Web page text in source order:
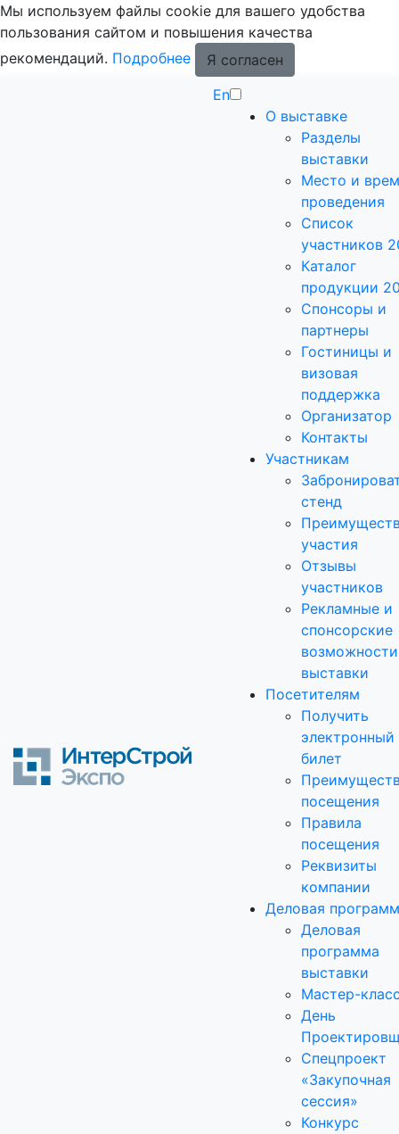
Мы используем файлы cookie для вашего удобства
пользования сайтом и повышения качества
рекомендаций. Подробнее
Я согласен
En
О выставке
Разделы
выставки
Место и
проведения
Список
участников
Каталог
продукции
Спонсоры и
партнеры
Гостиницы и
визовая
поддержка
Организатор
Контакты
Участникам
стенд
участия
Отзывы
участников
Рекламные и
спонсорские
возможности
выставки
Посетителям
Получить
электронный
билет
посещения
Правила
посещения
Реквизиты
компании
Деловая
Деловая
программа
выставки
Мастер-
День
Спецпроект
«Закупочная
сессия»
Конкурс